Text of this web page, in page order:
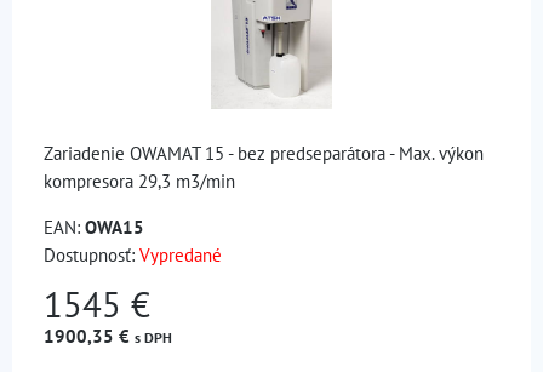
Zariadenie OWAMAT 15 - bez predseparátora - Max. výkon
kompresora 29,3 m3/min
EAN: OWA15
Dostupnosť: Vypredané
1545 €
1900,35 € s DPH